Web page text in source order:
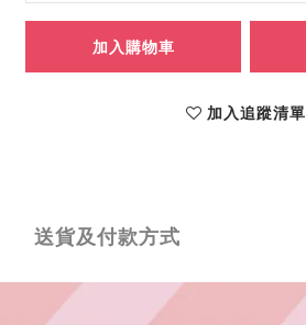
加入購物車
加入追蹤清單
送貨及付款方式